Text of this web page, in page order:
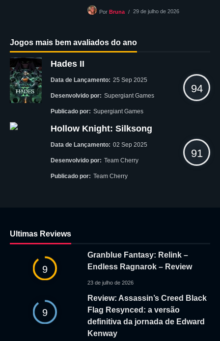
Por Bruna 29 de julho de 2026
Jogos mais bem avaliados do ano
Hades II
Data de Lançamento: 25 Sep 2025
Desenvolvido por: Supergiant Games
Publicado por: Supergiant Games
94
Hollow Knight: Silksong
Data de Lançamento: 02 Sep 2025
Desenvolvido por: Team Cherry
Publicado por: Team Cherry
91
Ultimas Reviews
9
Granblue Fantasy: Relink –
Endless Ragnarok – Review
23 de julho de 2026
9
Review: Assassin’s Creed Black
Flag Resynced: a versão
definitiva da jornada de Edward
Kenway